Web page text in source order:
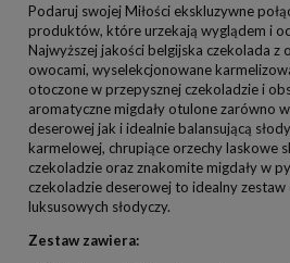
Podaruj swojej Miłości ekskluzywne
produktów, które urzekają wyglądem i
Najwyższej jakości belgijska czekolada z
owocami, wyselekcjonowane
otoczone w przepysznej czekoladzie i
aromatyczne migdały otulone zarówno
deserowej jak i idealnie balansującą
karmelowej, chrupiące orzechy laskowe
czekoladzie oraz znakomite migdały w
czekoladzie deserowej to idealny
luksusowych słodyczy.
Zestaw zawiera: